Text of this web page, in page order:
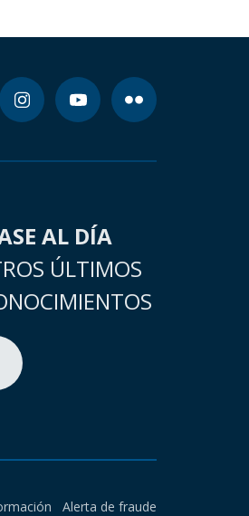
AL DÍA
ÚLTIMOS
Alerta de fraude